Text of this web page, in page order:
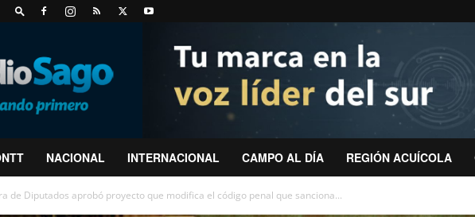
NACIONAL INTERNACIONAL CAMPO AL DÍA REGIÓN ACUÍCOLA
de Diputados aprobó proyecto que modifica el código penal que sanciona...